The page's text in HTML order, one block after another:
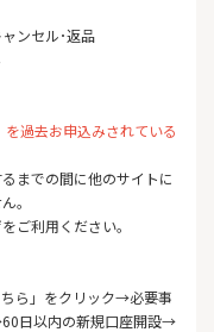
ンセル･返品
過去お申込みされている
までの間に他のサイトに
。
ご利用ください。
ら」をクリック→必要事
日以内の新規口座開設→